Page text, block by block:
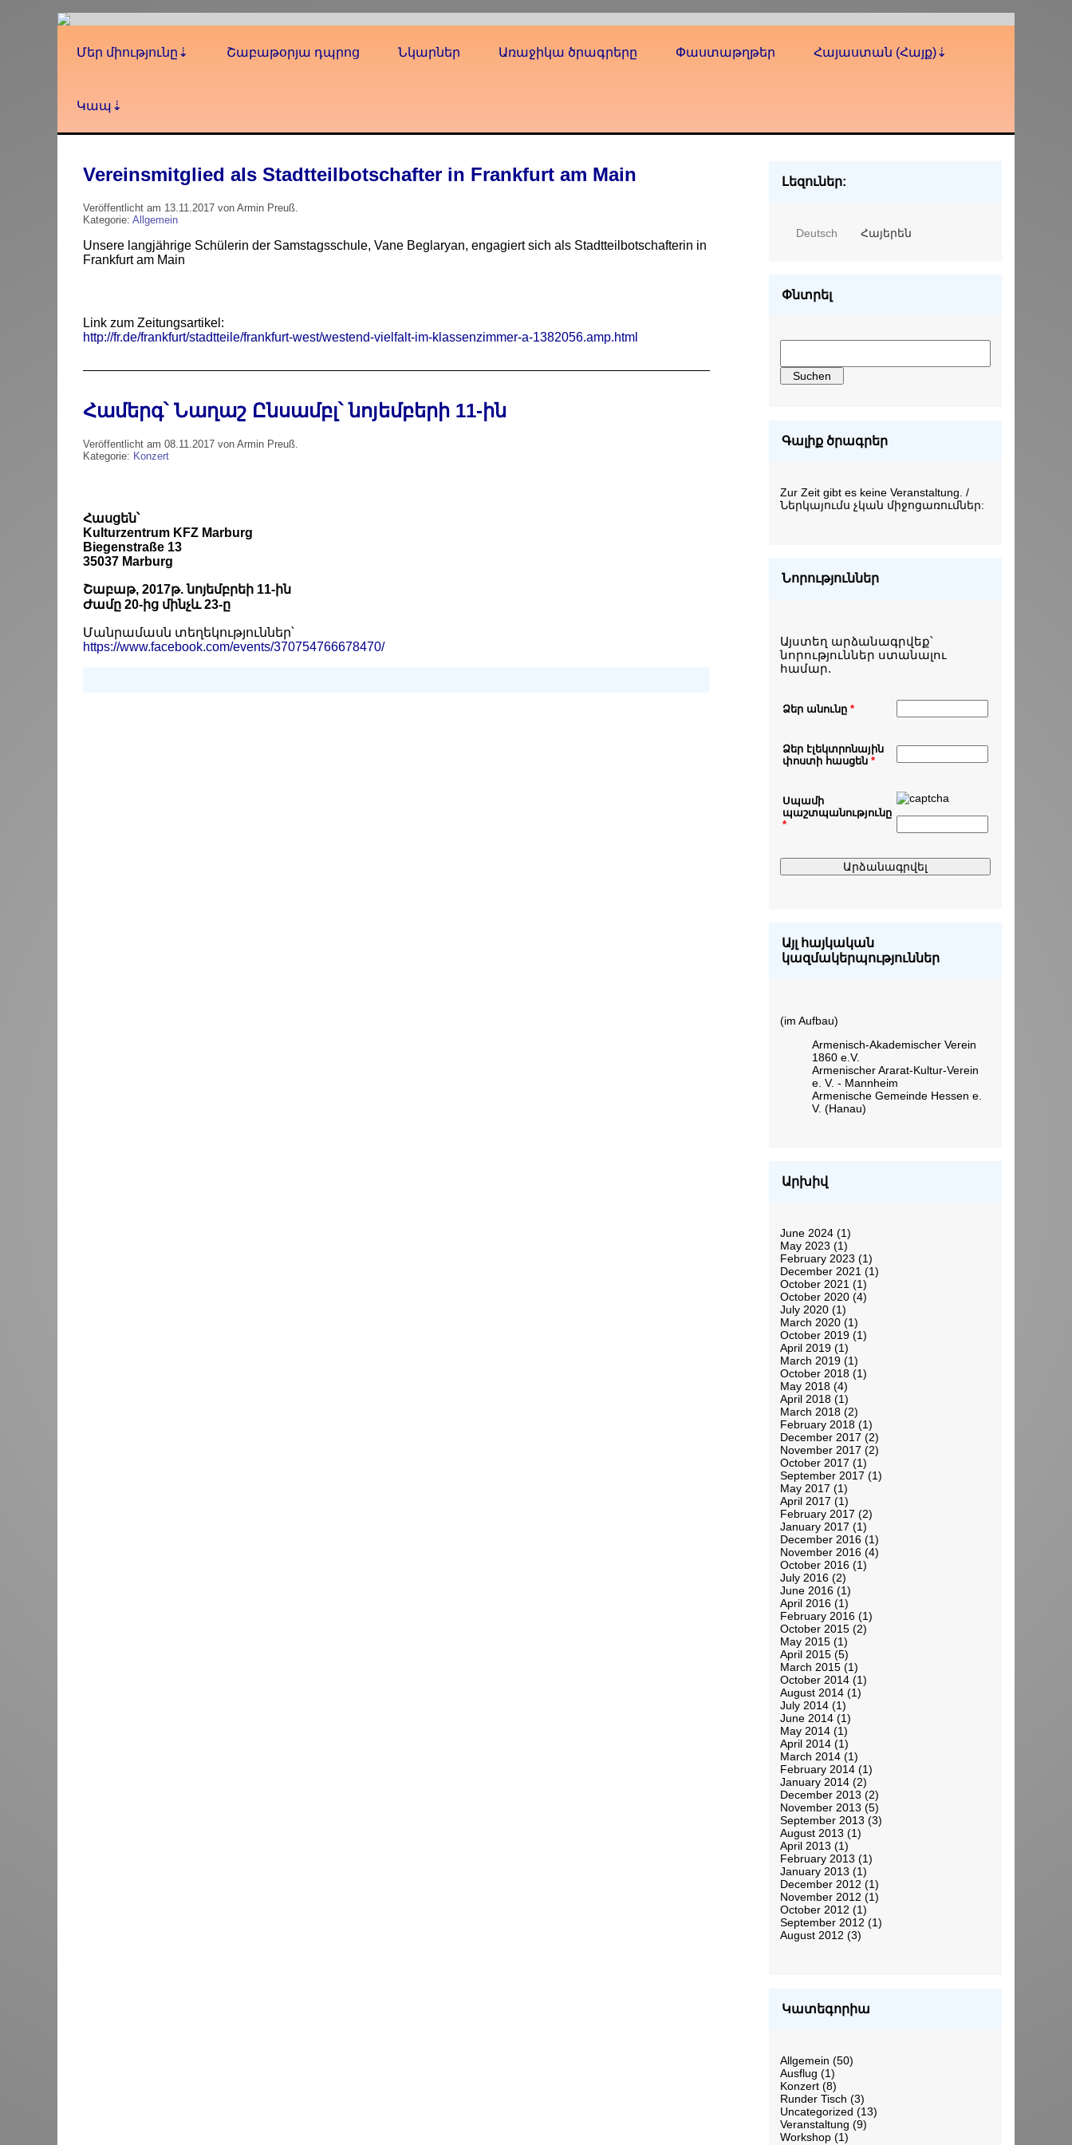
Մեր միությունը Շաբաթօրյա դպրոց Նկարներ Առաջիկա ծրագրերը Փաստաթղթեր Հայաստան (Հայք)
Կապ
Vereinsmitglied als Stadtteilbotschafter in Frankfurt am Main
Veröffentlicht am 13.11.2017 von Armin Preuß.
Kategorie: Allgemein
Unsere langjährige Schülerin der Samstagsschule, Vane Beglaryan, engagiert sich als Stadtteilbotschafterin in
Frankfurt am Main
Link zum Zeitungsartikel:
http://fr.de/frankfurt/stadtteile/frankfurt-west/westend-vielfalt-im-klassenzimmer-a-1382056.amp.html
Համերգ՝ Նաղաշ Ընսամբլ՝ նոյեմբերի 11-ին
Veröffentlicht am 08.11.2017 von Armin Preuß.
Kategorie: Konzert
Հասցեն՝
Kulturzentrum KFZ Marburg
Biegenstraße 13
35037 Marburg
Շաբաթ, 2017թ. նոյեմբրեի 11-ին
Ժամը 20-ից մինչև 23-ը
Մանրամասն տեղեկություններ՝
https://www.facebook.com/events/370754766678470/
Լեզուներ:
Deutsch Հայերեն
Փնտրել
Գալիք ծրագրեր
Zur Zeit gibt es keine Veranstaltung. /
Ներկայումս չկան միջոցառումներ:
Նորություններ
Այստեղ արձանագրվեք՝
նորություններ ստանալու
համար.
Ձեր անունը *
Ձեր էլեկտրոնային
փոստի հասցեն *
Սպամի
պաշտպանությունը
*
Այլ հայկական
կազմակերպություններ
(im Aufbau)
Armenisch-Akademischer Verein
1860 e.V.
Armenischer Ararat-Kultur-Verein
e. V. - Mannheim
Armenische Gemeinde Hessen e.
V. (Hanau)
Արխիվ
June 2024 (1)
May 2023 (1)
February 2023 (1)
December 2021 (1)
October 2021 (1)
October 2020 (4)
July 2020 (1)
March 2020 (1)
October 2019 (1)
April 2019 (1)
March 2019 (1)
October 2018 (1)
May 2018 (4)
April 2018 (1)
March 2018 (2)
February 2018 (1)
December 2017 (2)
November 2017 (2)
October 2017 (1)
September 2017 (1)
May 2017 (1)
April 2017 (1)
February 2017 (2)
January 2017 (1)
December 2016 (1)
November 2016 (4)
October 2016 (1)
July 2016 (2)
June 2016 (1)
April 2016 (1)
February 2016 (1)
October 2015 (2)
May 2015 (1)
April 2015 (5)
March 2015 (1)
October 2014 (1)
August 2014 (1)
July 2014 (1)
June 2014 (1)
May 2014 (1)
April 2014 (1)
March 2014 (1)
February 2014 (1)
January 2014 (2)
December 2013 (2)
November 2013 (5)
September 2013 (3)
August 2013 (1)
April 2013 (1)
February 2013 (1)
January 2013 (1)
December 2012 (1)
November 2012 (1)
October 2012 (1)
September 2012 (1)
August 2012 (3)
Կատեգորիա
Allgemein (50)
Ausflug (1)
Konzert (8)
Runder Tisch (3)
Uncategorized (13)
Veranstaltung (9)
Workshop (1)